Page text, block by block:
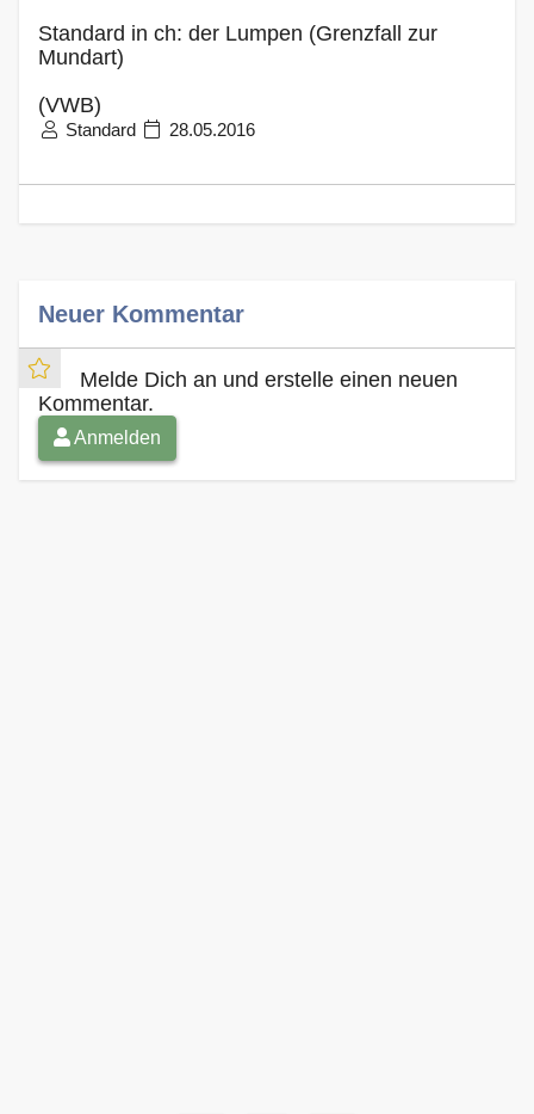
Standard in ch: der Lumpen (Grenzfall zur
Mundart)
(VWB)
Standard 28.05.2016
Neuer Kommentar
Melde Dich an und erstelle einen neuen
Kommentar.
Anmelden